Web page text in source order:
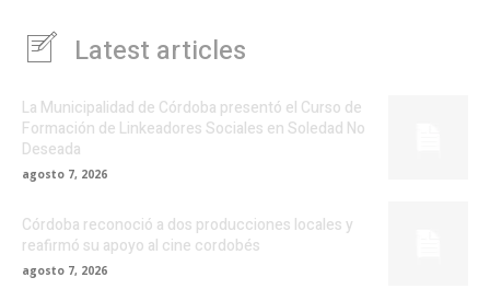
Latest articles
La Municipalidad de Córdoba presentó el Curso de
Formación de Linkeadores Sociales en Soledad No
Deseada
agosto 7, 2026
Córdoba reconoció a dos producciones locales y
reafirmó su apoyo al cine cordobés
agosto 7, 2026